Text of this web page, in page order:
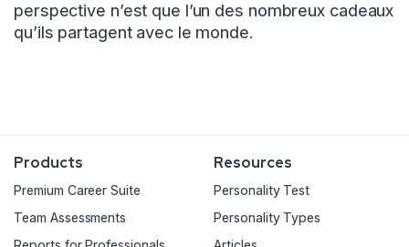
perspective n’est que l’un des nombreux cadeaux
qu’ils partagent avec le monde.
Products
Premium Career Suite
Team Assessments
Resources
Personality Test
Personality Types